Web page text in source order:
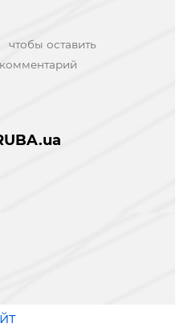
чтобы оставить
комментарий